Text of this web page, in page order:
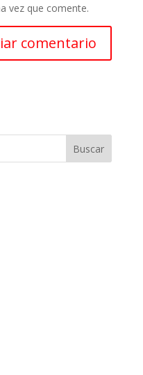
vez que comente.